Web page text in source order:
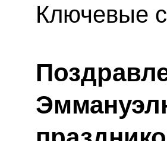
Ключевые